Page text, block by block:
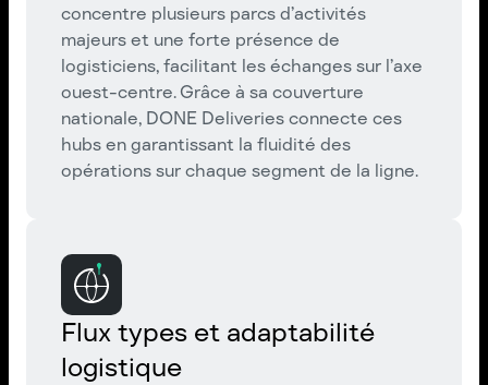
concentre plusieurs parcs d’activités
majeurs et une forte présence de
logisticiens, facilitant les échanges sur l’axe
ouest-centre. Grâce à sa couverture
nationale, DONE Deliveries connecte ces
hubs en garantissant la fluidité des
opérations sur chaque segment de la ligne.
Flux types et adaptabilité
logistique